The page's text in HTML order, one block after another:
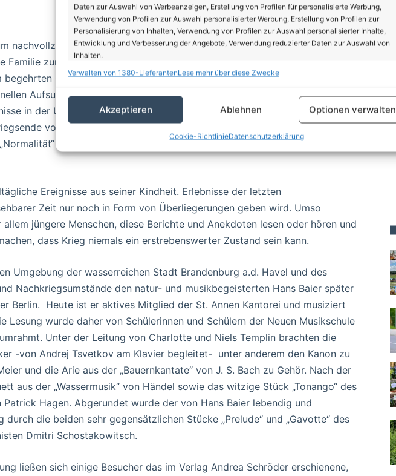
Daten zur Auswahl von Werbeanzeigen, Erstellung von Profilen für personalisierte Werbung,
Verwendung von Profilen zur Auswahl personalisierter Werbung, Erstellung von Profilen zur
Personalisierung von Inhalten, Verwendung von Profilen zur Auswahl personalisierter Inhalte,
Entwicklung und Verbesserung der Angebote, Verwendung reduzierter Daten zur Auswahl von
Inhalten.
Abgleichung und Kombination von Daten aus unterschiedlichen Quellen,
Verknüpfung verschiedener Endgeräte, Identifikation von Endgeräten anhand
Gewährleistung der Sicherheit, Verhinderung und Aufdeckung
Datenschutz speichern und übermitteln.
Verwalten von 1380-LieferantenLese mehr über diese Zwecke
Akzeptieren Ablehnen Optionen verwalten
Cookie-RichtlinieDatenschutzerklärung
nachvollziehbar sind Baiers Schilderungen vom Hunger in den ersten
Familie zum Getreidestoppeln aufs Feld eilte oder mangels anderer
Objekt der Begierde wurden. Die Schilderungen der „Normalität“
Aufsuchen der Luftschutzkeller in den letzten Kriegstagen wirken
in der Ukraine, in Israel oder im Gazastreifen leider wieder hochaktuell.
von den Nachbarskindern zum Karussell umfunktioniert wurde, steht
des Kriegsalltags und eine dennoch unbeschwerte Kindheit in
Ereignisse aus seiner Kindheit. Erlebnisse der letzten
Zeit nur noch in Form von Überliegerungen geben wird. Umso
jüngere Menschen, diese Berichte und Anekdoten lesen oder hören und
dass Krieg niemals ein erstrebenswerter Zustand sein kann.
Umgebung der wasserreichen Stadt Brandenburg a.d. Havel und des
Nachkriegsumstände den natur- und musikbegeisterten Hans Baier später
Berlin. Heute ist er aktives Mitglied der St. Annen Kantorei und musiziert
Lesung wurde daher von Schülerinnen und Schülern der Neuen Musikschule
Unter der Leitung von Charlotte und Niels Templin brachten die
-von Andrej Tsvetkov am Klavier begleitet- unter anderem den Kanon zu
und die Arie aus der „Bauernkantate“ von J. S. Bach zu Gehör. Nach der
aus der „Wassermusik“ von Händel sowie das witzige Stück „Tonango“ des
Hagen. Abgerundet wurde der von Hans Baier lebendig und
die beiden sehr gegensätzlichen Stücke „Prelude“ und „Gavotte“ des
Dmitri Schostakowitsch.
ließen sich einige Besucher das im Verlag Andrea Schröder erschienene,